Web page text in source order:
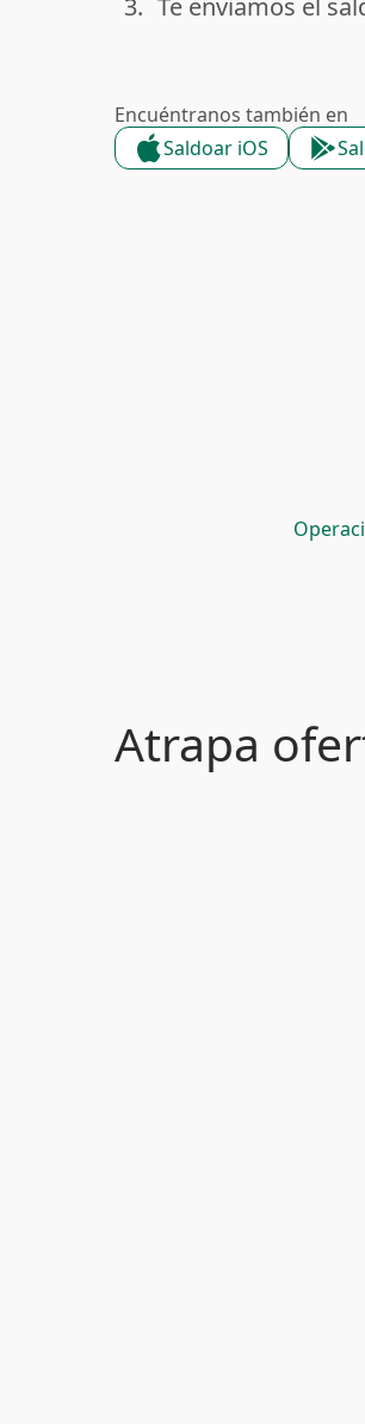
done
3. Te enviamos el
Encuéntranos también en
Saldoar iOS
Atrapa